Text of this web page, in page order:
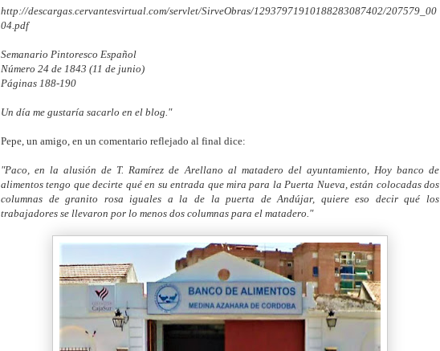
http://descargas.cervantesvirtual.com/servlet/SirveObras/12937971910188283087402/207579_00
04.pdf
Semanario Pintoresco Español
Número 24 de 1843 (11 de junio)
Páginas 188-190
Un día me gustaría sacarlo en el blog."
Pepe, un amigo, en un comentario reflejado al final dice:
"Paco, en la alusión de T. Ramírez de Arellano al matadero del ayuntamiento, Hoy banco de
alimentos tengo que decirte qué en su entrada que mira para la Puerta Nueva, están colocadas dos
columnas de granito rosa iguales a la de la puerta de Andújar, quiere eso decir qué los
trabajadores se llevaron por lo menos dos columnas para el matadero."